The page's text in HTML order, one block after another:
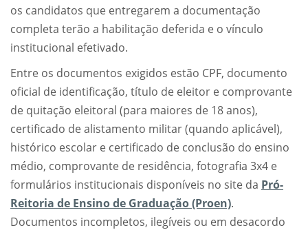
os candidatos que entregarem a documentação
completa terão a habilitação deferida e o vínculo
institucional efetivado.
Entre os documentos exigidos estão CPF, documento
oficial de identificação, título de eleitor e comprovante
de quitação eleitoral (para maiores de 18 anos),
certificado de alistamento militar (quando aplicável),
histórico escolar e certificado de conclusão do ensino
médio, comprovante de residência, fotografia 3x4 e
formulários institucionais disponíveis no site da Pró-
Reitoria de Ensino de Graduação (Proen).
Documentos incompletos, ilegíveis ou em desacordo